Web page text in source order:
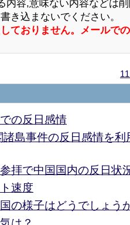
内容,意味ない内容などは
き込まないでください。
ておりません。メールで
の反日感情
島事件の反日感情を
拝で中国国内の反日状
速度
の様子はどうでしょう